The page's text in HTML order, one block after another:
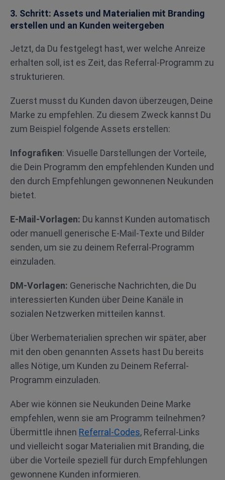
3. Schritt: Assets und Materialien mit Branding
erstellen und an Kunden weitergeben
Jetzt, da Du festgelegt hast, wer welche Anreize
erhalten soll, ist es Zeit, das Referral-Programm zu
strukturieren.
Zuerst musst du Kunden davon überzeugen, Deine
Marke zu empfehlen. Zu diesem Zweck kannst Du
zum Beispiel folgende Assets erstellen:
Infografiken: Visuelle Darstellungen der Vorteile,
die Dein Programm den empfehlenden Kunden und
den durch Empfehlungen gewonnenen Neukunden
bietet.
E-Mail-Vorlagen: Du kannst Kunden automatisch
oder manuell generische E-Mail-Texte und Bilder
senden, um sie zu deinem Referral-Programm
einzuladen.
DM-Vorlagen: Generische Nachrichten, die Du
interessierten Kunden über Deine Kanäle in
sozialen Netzwerken mitteilen kannst.
Über Werbematerialien sprechen wir später, aber
mit den oben genannten Assets hast Du bereits
alles Nötige, um Kunden zu Deinem Referral-
Programm einzuladen.
Aber wie können sie Neukunden Deine Marke
empfehlen, wenn sie am Programm teilnehmen?
Übermittle ihnen Referral-Codes, Referral-Links
und vielleicht sogar Materialien mit Branding, die
über die Vorteile speziell für durch Empfehlungen
gewonnene Kunden informieren.